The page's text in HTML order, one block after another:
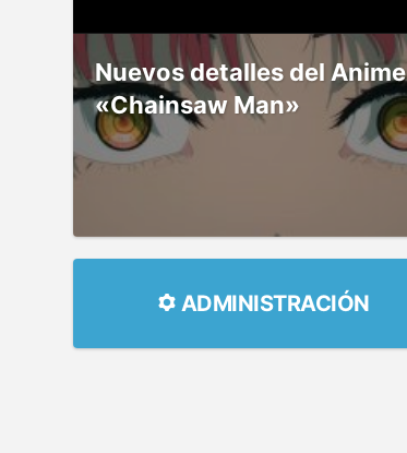
Nuevos detalles del Anime
«Chainsaw Man»
ADMINISTRACIÓN